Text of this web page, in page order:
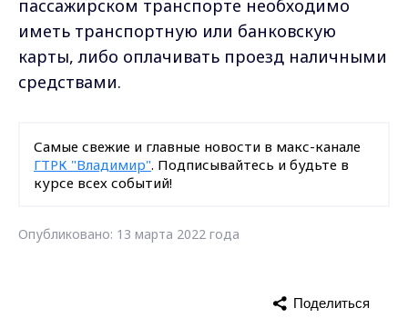
пассажирском транспорте необходимо
иметь транспортную или банковскую
карты, либо оплачивать проезд наличными
средствами.
Самые свежие и главные новости в макс-канале
ГТРК "Владимир". Подписывайтесь и будьте в
курсе всех событий!
Опубликовано: 13 марта 2022 года
Поделиться